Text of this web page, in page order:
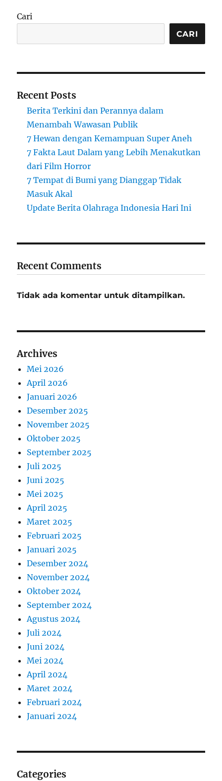
Cari
CARI
Recent Posts
Berita Terkini dan Perannya dalam
Menambah Wawasan Publik
7 Hewan dengan Kemampuan Super Aneh
7 Fakta Laut Dalam yang Lebih Menakutkan
dari Film Horror
7 Tempat di Bumi yang Dianggap Tidak
Masuk Akal
Update Berita Olahraga Indonesia Hari Ini
Recent Comments
Tidak ada komentar untuk ditampilkan.
Archives
Mei 2026
April 2026
Januari 2026
Desember 2025
November 2025
Oktober 2025
September 2025
Juli 2025
Juni 2025
Mei 2025
April 2025
Maret 2025
Februari 2025
Januari 2025
Desember 2024
November 2024
Oktober 2024
September 2024
Agustus 2024
Juli 2024
Juni 2024
Mei 2024
April 2024
Maret 2024
Februari 2024
Januari 2024
Categories